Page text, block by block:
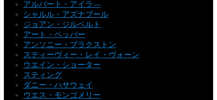
アルバート・アイラ―
シャルル・アズナブール
ジョアン・ジルベルト
アート・ペッパー
アンソニー・ブラクストン
スティーヴィー・レイ・ヴォーン
ウエイン・ショーター
スティング
ダニー・ハサウェイ
ウエス・モンゴメリー